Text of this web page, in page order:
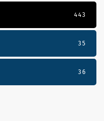
443
35
36